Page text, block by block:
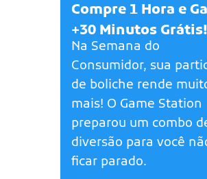
Compre 1 Hora e
+30 Minutos Grátis!
Na Semana do
Consumidor, sua
de boliche rende
mais! O Game Station
preparou um combo
diversão para você
ficar parado.